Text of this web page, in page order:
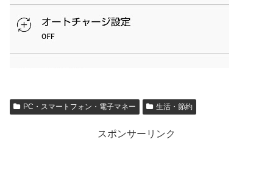
PC・スマートフォン・電子マネー 生活・節約
スポンサーリンク